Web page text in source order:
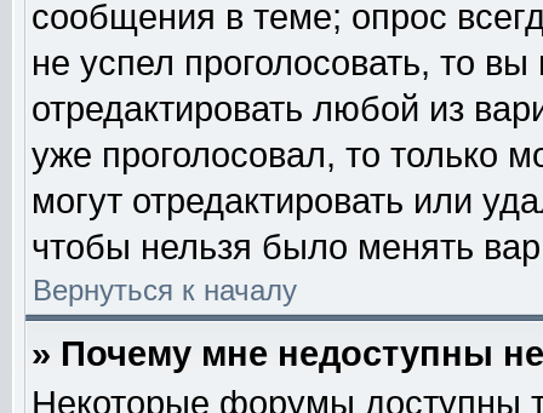
сообщения в теме; опрос
не успел проголосовать, то
отредактировать любой из
уже проголосовал, то только
могут отредактировать или
чтобы нельзя было менять
Вернуться к началу
» Почему мне недоступны
Некоторые форумы доступны